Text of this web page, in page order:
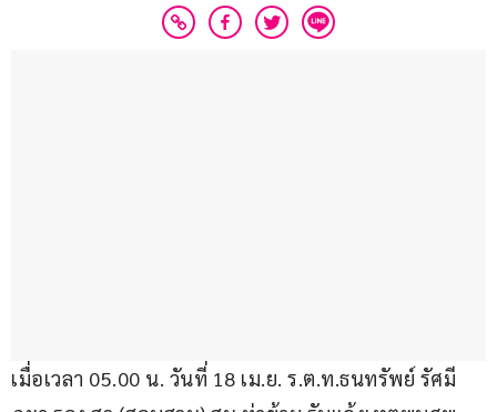
เมื่อเวลา 05.00 น. วันที่ 18 เม.ย. ร.ต.ท.ธนทรัพย์ รัศมี